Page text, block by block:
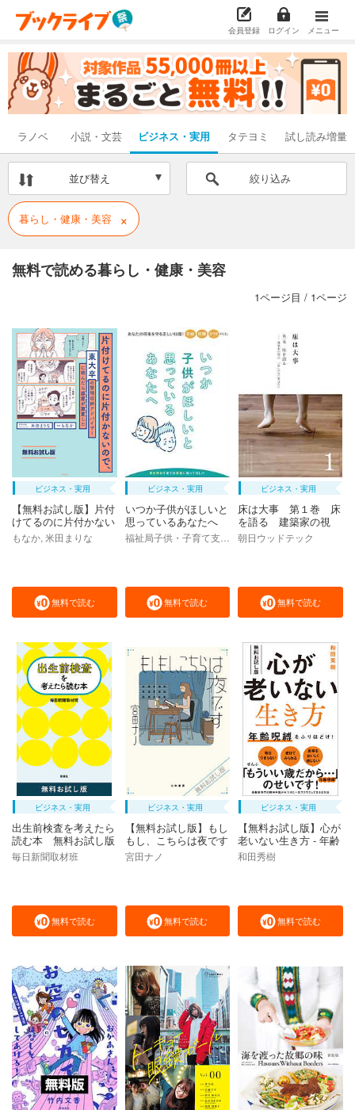
会員登録 ログイン メニュー
ラノベ 小説・文芸 ビジネス ・実用 タテヨミ 試し読み増量
並び替え 絞り込み
暮らし・健康・美容 ×
無料で読める暮らし・健康・美容
1ページ目 / 1ページ
ビジネス・実用
【無料お試し版】片付
けてるのに片付かない
ので、東大卒の整理収
納アドバイザーに頼ん
もなか, 米田まりな
無料で読む
ビジネス・実用
いつか子供がほしいと
思っているあなたへ
無料で読む
ビジネス・実用
床は大事 第１巻 床
を語る 建築家の視
点 「床」のない家は
ない
朝日ウッドテック
無料で読む
ビジネス・実用
出生前検査を考えたら
読む本 無料お試し版
毎日新聞取材班
無料で読む
ビジネス・実用
【無料お試し版】もし
もし、こちらは夜です
宮田ナノ
無料で読む
ビジネス・実用
【無料お試し版】心が
老いない生き方 - 年齢
呪縛をふりほどけ！ -
和田秀樹
無料で読む